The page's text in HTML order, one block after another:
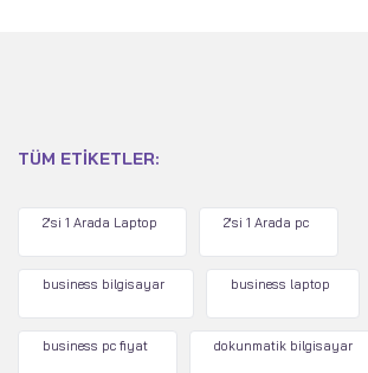
TÜM ETIKETLER:
2'si 1 Arada Laptop 2'si 1 Arada pc
business bilgisayar business laptop
business pc fiyat dokunmatik bilgisayar